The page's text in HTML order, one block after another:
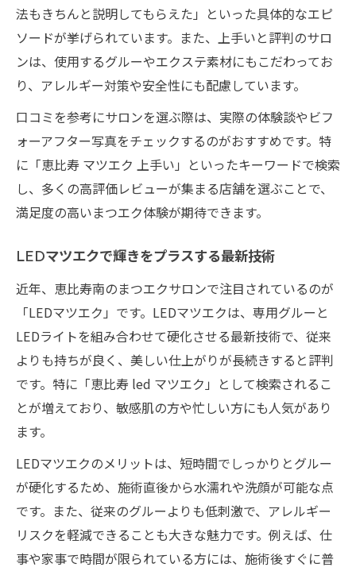
法もきちんと説明してもらえた」といった具体的なエピ
ソードが挙げられています。また、上手いと評判のサロ
ンは、使用するグルーやエクステ素材にもこだわってお
り、アレルギー対策や安全性にも配慮しています。
口コミを参考にサロンを選ぶ際は、実際の体験談やビフ
ォーアフター写真をチェックするのがおすすめです。特
に「恵比寿 マツエク 上手い」といったキーワードで検索
し、多くの高評価レビューが集まる店舗を選ぶことで、
満足度の高いまつエク体験が期待できます。
LEDマツエクで輝きをプラスする最新技術
近年、恵比寿南のまつエクサロンで注目されているのが
「LEDマツエク」です。LEDマツエクは、専用グルーと
LEDライトを組み合わせて硬化させる最新技術で、従来
よりも持ちが良く、美しい仕上がりが長続きすると評判
です。特に「恵比寿 led マツエク」として検索されるこ
とが増えており、敏感肌の方や忙しい方にも人気があり
ます。
LEDマツエクのメリットは、短時間でしっかりとグルー
が硬化するため、施術直後から水濡れや洗顔が可能な点
です。また、従来のグルーよりも低刺激で、アレルギー
リスクを軽減できることも大きな魅力です。例えば、仕
事や家事で時間が限られている方には、施術後すぐに普